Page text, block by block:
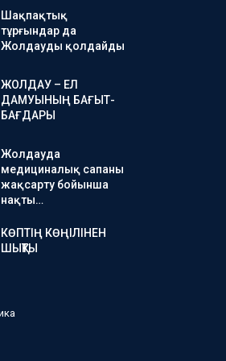
Шақпақтық
тұрғындар да
Жолдауды қолдайды
ЖОЛДАУ – ЕЛ
ДАМУЫНЫҢ БАҒЫТ-
БАҒДАРЫ
Жолдауда
медициналық сапаны
жақсарту бойынша
нақты…
КӨПТІҢ КӨҢІЛІНЕН
ШЫҚТЫ